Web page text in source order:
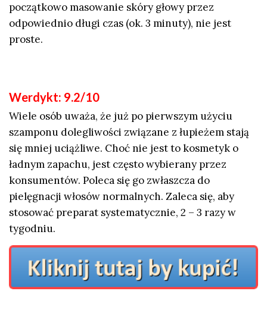
początkowo masowanie skóry głowy przez
odpowiednio długi czas (ok. 3 minuty), nie jest
proste.
Werdykt: 9.2/10
Wiele osób uważa, że już po pierwszym użyciu
szamponu dolegliwości związane z łupieżem stają
się mniej uciążliwe. Choć nie jest to kosmetyk o
ładnym zapachu, jest często wybierany przez
konsumentów. Poleca się go zwłaszcza do
pielęgnacji włosów normalnych. Zaleca się, aby
stosować preparat systematycznie, 2 – 3 razy w
tygodniu.